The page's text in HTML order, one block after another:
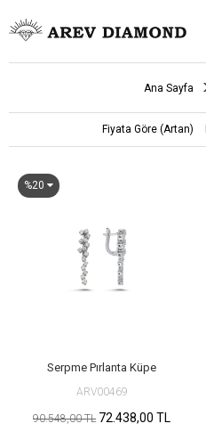
Ana Sayfa
Fiyata Göre (Artan)
%20
Serpme Pırlanta Küpe
ARV00469
90.548,00 TL 72.438,00 TL